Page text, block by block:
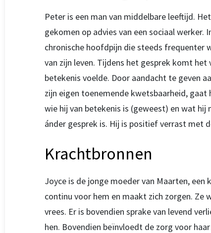
Peter is een man van middelbare leeftijd.
gekomen op advies van een sociaal
chronische hoofdpijn die steeds frequenter
van zijn leven. Tijdens het gesprek komt het
betekenis voelde. Door aandacht te geven
zijn eigen toenemende kwetsbaarheid,
wie hij van betekenis is (geweest) en wat
ánder gesprek is. Hij is positief verrast met
Krachtbronnen
Joyce is de jonge moeder van Maarten,
continu voor hem en maakt zich zorgen. Ze
vrees. Er is bovendien sprake van levend
hen. Bovendien beïnvloedt de zorg voor